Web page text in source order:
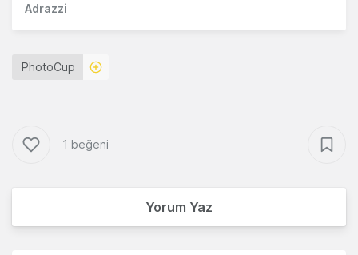
Adrazzi
PhotoCup
1 beğeni
Yorum Yaz